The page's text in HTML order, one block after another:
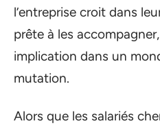
l’entreprise croit dans
prête à les
implication dans un
mutation.
Alors que les salariés